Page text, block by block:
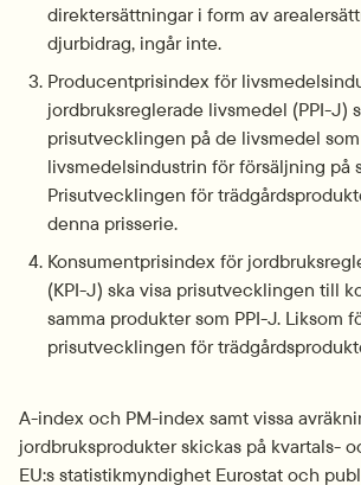
direktersättningar i form av
djurbidrag, ingår inte.
Producentprisindex för
jordbruksreglerade livsmedel (PPI-J)
prisutvecklingen på de livsmedel
livsmedelsindustrin för försäljning på
Prisutvecklingen för
denna prisserie.
Konsumentprisindex för
(KPI-J) ska visa prisutvecklingen till
samma produkter som PPI-J. Liksom
prisutvecklingen för
A-index och PM-index samt vissa
jordbruksprodukter skickas på kvartals-
EU:s statistikmyndighet Eurostat och